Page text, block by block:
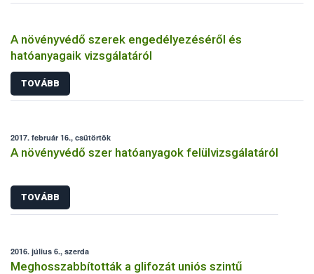
A növényvédő szerek engedélyezéséről és
hatóanyagaik vizsgálatáról
TOVÁBB
2017. február 16., csütörtök
A növényvédő szer hatóanyagok felülvizsgálatáról
TOVÁBB
2016. július 6., szerda
Meghosszabbították a glifozát uniós szintű